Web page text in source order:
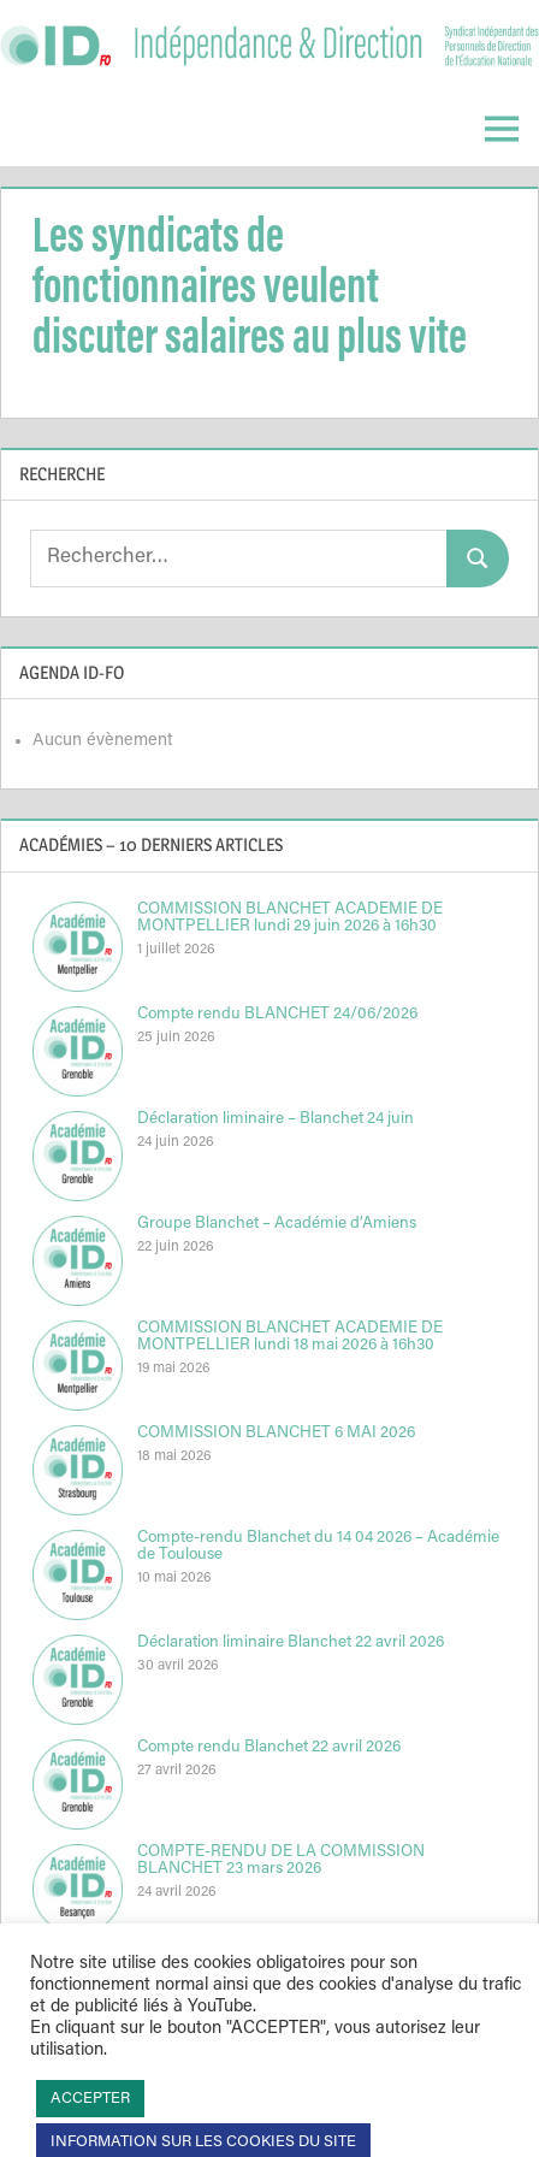
to
Direction
Menu
Les syndicats de
fonctionnaires veulent
discuter salaires au plus vite
RECHERCHE
Search
Search
AGENDA ID-FO
Aucun évènement
ACADÉMIES – 10 DERNIERS ARTICLES
COMMISSION BLANCHET ACADEMIE DE
MONTPELLIER lundi 29 juin 2026 à 16h30
1 juillet 2026
Compte rendu BLANCHET 24/06/2026
25 juin 2026
Déclaration liminaire – Blanchet 24 juin
24 juin 2026
Groupe Blanchet – Académie d’Amiens
22 juin 2026
COMMISSION BLANCHET ACADEMIE DE
MONTPELLIER lundi 18 mai 2026 à 16h30
19 mai 2026
COMMISSION BLANCHET 6 MAI 2026
18 mai 2026
Compte-rendu Blanchet du 14 04 2026 – Académie
de Toulouse
10 mai 2026
Déclaration liminaire Blanchet 22 avril 2026
30 avril 2026
Compte rendu Blanchet 22 avril 2026
27 avril 2026
COMPTE-RENDU DE LA COMMISSION
BLANCHET 23 mars 2026
24 avril 2026
Notre site utilise des cookies obligatoires pour son
fonctionnement normal ainsi que des cookies d'analyse du trafic
et de publicité liés à YouTube.
En cliquant sur le bouton "ACCEPTER", vous autorisez leur
utilisation.
ACCEPTER
INFORMATION SUR LES COOKIES DU SITE